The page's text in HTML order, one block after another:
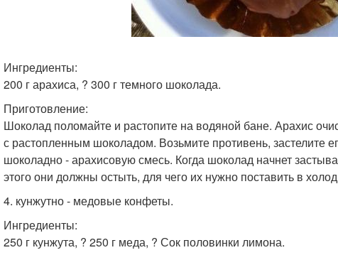
Ингредиенты:
200 г арахиса, ? 300 г темного шоколада.
Приготовление:
Шоколад поломайте и растопите на водяной бане. Арахис
с растопленным шоколадом. Возьмите противень, застелите
шоколадно - арахисовую смесь. Когда шоколад начнет
этого они должны остыть, для чего их нужно поставить в
4. кунжутно - медовые конфеты.
Ингредиенты:
250 г кунжута, ? 250 г меда, ? Сок половинки лимона.